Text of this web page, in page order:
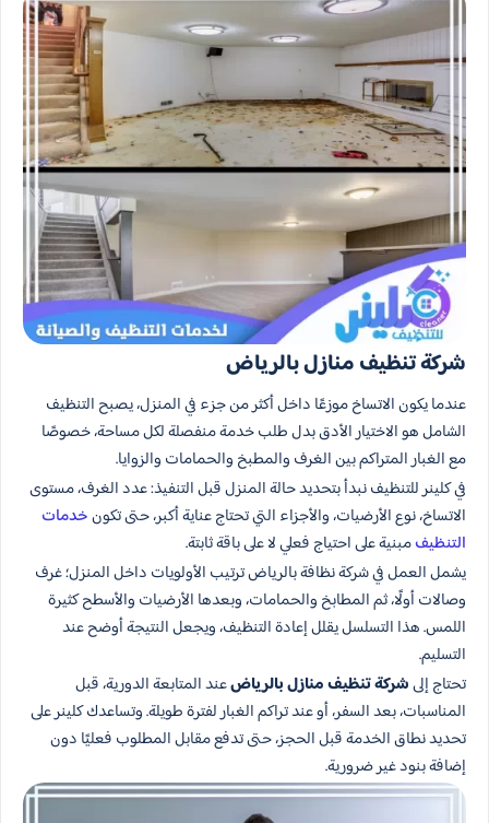
شركة تنظيف منازل بالرياض
عندما يكون الاتساخ موزعًا داخل أكثر من جزء في المنزل، يصبح التنظيف
الشامل هو الاختيار الأدق بدل طلب خدمة منفصلة لكل مساحة، خصوصًا
مع الغبار المتراكم بين الغرف والمطبخ والحمامات والزوايا.
في كلينر للتنظيف نبدأ بتحديد حالة المنزل قبل التنفيذ: عدد الغرف، مستوى
الاتساخ، نوع الأرضيات، والأجزاء التي تحتاج عناية أكبر، حتى تكونخدمات
التنظيفمبنية على احتياج فعلي لا على باقة ثابتة.
يشمل العمل في شركة نظافة بالرياض ترتيب الأولويات داخل المنزل؛ غرف
وصالات أولًا، ثم المطابخ والحمامات، وبعدها الأرضيات والأسطح كثيرة
اللمس. هذا التسلسل يقلل إعادة التنظيف، ويجعل النتيجة أوضح عند
التسليم.
تحتاج إلىشركة تنظيف منازل بالرياضعند المتابعة الدورية، قبل
المناسبات، بعد السفر، أو عند تراكم الغبار لفترة طويلة. وتساعدك كلينر على
تحديد نطاق الخدمة قبل الحجز، حتى تدفع مقابل المطلوب فعليًا دون
إضافة بنود غير ضرورية.